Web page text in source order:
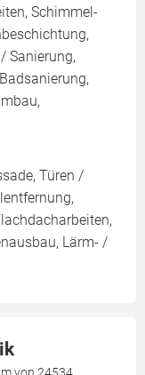
Schimmel-
Sanierung,
Türen /
Lärm- /